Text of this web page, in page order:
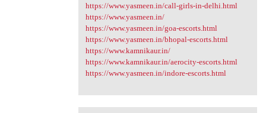
https://www.yasmeen.in/call-girls-in-delhi.html
https://www.yasmeen.in/
https://www.yasmeen.in/goa-escorts.html
https://www.yasmeen.in/bhopal-escorts.html
https://www.kamnikaur.in/
https://www.kamnikaur.in/aerocity-escorts.html
https://www.yasmeen.in/indore-escorts.html